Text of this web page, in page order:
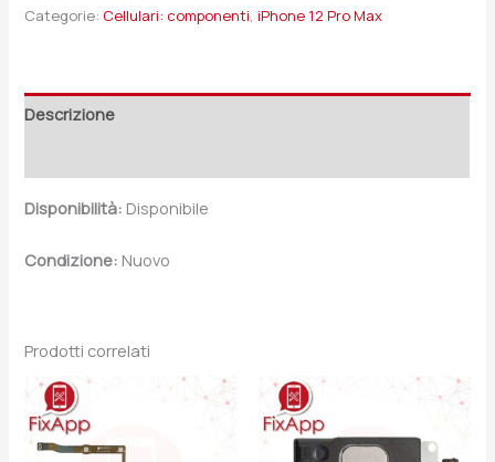
Categorie: Cellulari: componenti,iPhone 12 Pro Max
Descrizione
Disponibilità: Disponibile
Condizione: Nuovo
Prodotti correlati